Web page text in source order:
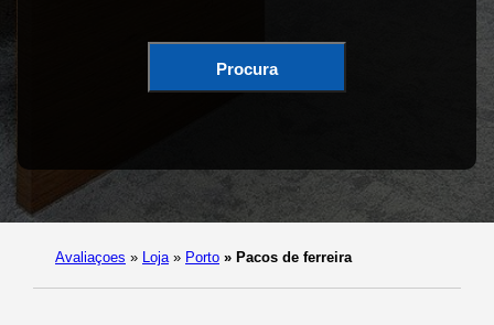
Procura
Avaliaçoes » Loja » Porto » Pacos de ferreira